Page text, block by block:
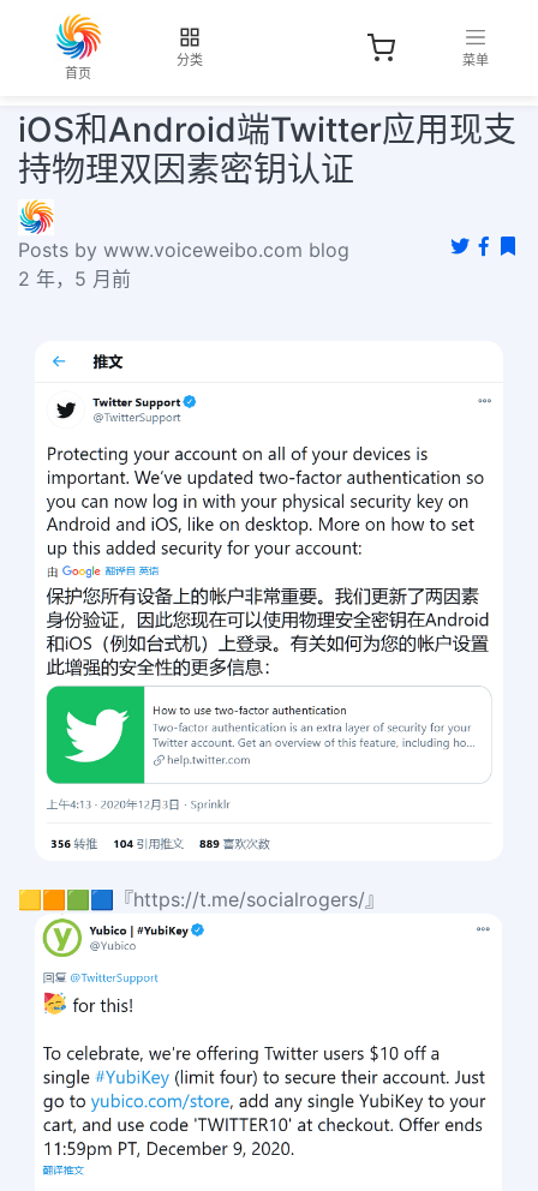
首页
分类 菜单
iOS和Android端Twitter应用现支
持物理双因素密钥认证
Posts by www.voiceweibo.com blog
2 年，5 月前
🟨🟧🟩🟦『https://t.me/socialrogers/』